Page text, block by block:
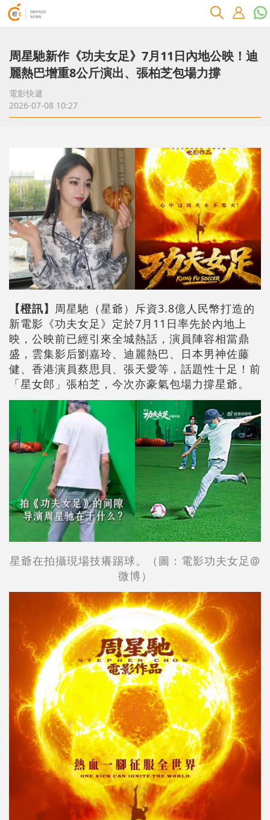
周星馳新作《功夫女足》7月11日內地公映！迪
麗熱巴增重8公斤演出、張柏芝包場力撐
電影快遞
2026-07-08 10:27
【橙訊】 周星馳（星爺）斥資3.8億人民幣打造的
新電影《功夫女足》定於7月11日率先於內地上
映，公映前已經引來全城熱話，演員陣容相當鼎
盛，雲集影后劉嘉玲、迪麗熱巴、日本男神佐藤
健、香港演員蔡思貝、張天愛等，話題性十足！前
「星女郎」張柏芝，今次亦豪氣包場力撐星爺。
星爺在拍攝現場技癢踢球。（圖：電影功夫女足@
微博）